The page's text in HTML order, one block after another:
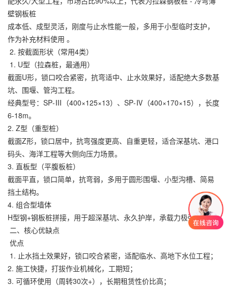
壁钢板桩
成本低、成型灵活，刚度与止水性能一般，多用于小型临时支护，
作为补充材料使用 。
2. 按截面形状（常用4类）
1. U型（拉森桩，最通用）
截面U形，锁口咬合紧密，抗弯适中、止水效果好，适配绝大多数基
坑、围堰、管沟工程。
经典型号：SP‑Ⅲ（400×125×13）、SP‑Ⅳ（400×170×15），长度
6‑18m。
2. Z型（重型桩）
截面Z形，锁口居中，抗弯强度更高、自重更轻，适合深基坑、港口
码头、海洋工程等大侧向压力场景。
3. 直板型（平腹板桩）
截面平直，锁口简单，抗弯弱，多用于圆形围堰、小型沟槽、简易
挡土结构。
4. 组合型墙体
H型钢+钢板桩拼接，用于超深基坑、永久护岸，承载力极强。
二、核心优缺点
优点
1. 止水挡土效果好，锁口咬合紧密，适配临水、高地下水位工程；
2. 施工快捷，打拔作业机械化，工期短；
3. 可循环使用（周转30次+），长期租赁性价比高；